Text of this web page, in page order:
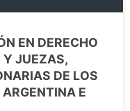
EN DERECHO
Y JUEZAS,
DE LOS
E